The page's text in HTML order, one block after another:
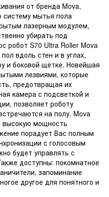
от бренда Mova,
мытья пола
лазерным модулем,
убирать под
робот S70 Ultra Roller Mova
вдоль стен и в углах,
и боковой щётке. Новейшая
лезвиями, которые
предотвращая их
камера с подсветкой и
позволяет роботу
на полу. Mova
высокую мощность
порадует Вас полным
с голосовым
будет управлять с
доступны: покомнатное
запоминание
другое для понятного и